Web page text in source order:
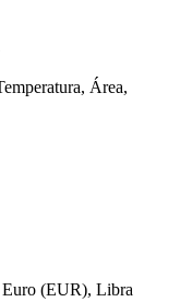
Área,
Euro (EUR), Libra